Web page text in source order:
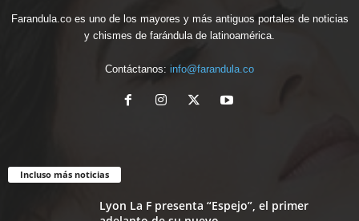
Farandula.co es uno de los mayores y más antiguos portales de noticias
y chismes de farándula de latinoamérica.
Contáctanos: info@farandula.co
Incluso más noticias
Lyon La F presenta “Espejo”, el primer